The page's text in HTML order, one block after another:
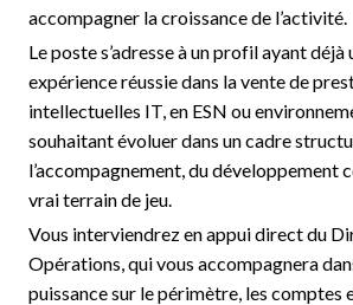
accompagner la croissance de l’activité.
Le poste s’adresse à un profil ayant déjà
expérience réussie dans la vente de
intellectuelles IT, en ESN ou
souhaitant évoluer dans un cadre
l’accompagnement, du développement
vrai terrain de jeu.
Vous interviendrez en appui direct du
Opérations, qui vous accompagnera
puissance sur le périmètre, les comptes